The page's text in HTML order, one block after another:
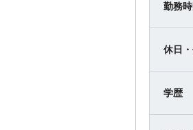
勤務
休日
学歴